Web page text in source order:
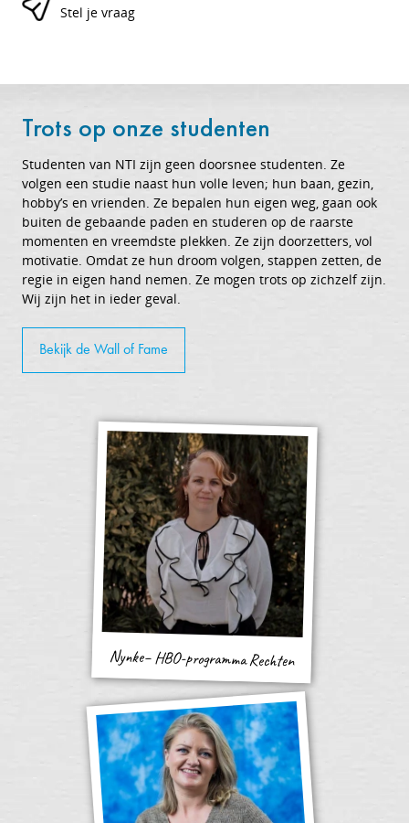
Stel je vraag
Trots op onze studenten
Studenten van NTI zijn geen doorsnee studenten. Ze
volgen een studie naast hun volle leven; hun baan, gezin,
hobby’s en vrienden. Ze bepalen hun eigen weg, gaan ook
buiten de gebaande paden en studeren op de raarste
momenten en vreemdste plekken. Ze zijn doorzetters, vol
motivatie. Omdat ze hun droom volgen, stappen zetten, de
regie in eigen hand nemen. Ze mogen trots op zichzelf zijn.
Wij zijn het in ieder geval.
Bekijk de Wall of Fame
Nynke– HBO-programma Rechten